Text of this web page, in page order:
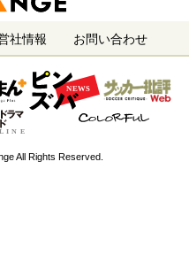
社情報 お問い合わせ
All Rights Reserved.